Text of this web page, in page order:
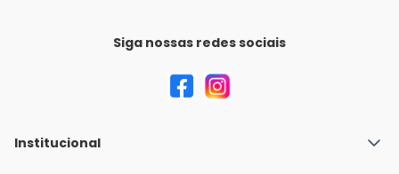
Siga nossas redes sociais
Institucional